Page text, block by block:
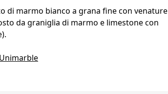
di marmo bianco a grana fine con venature
da graniglia di marmo e limestone con
Unimarble